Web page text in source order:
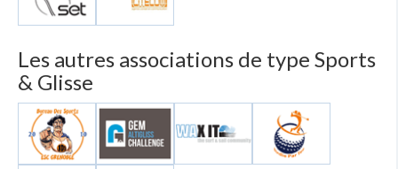
Les autres associations de type Sports
& Glisse